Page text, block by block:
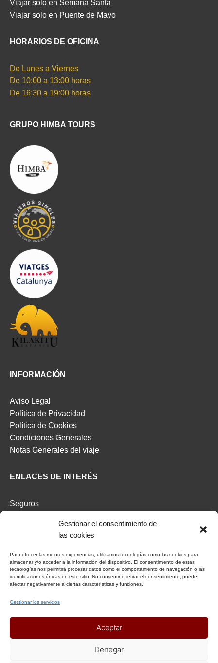
Gestionar el consentimiento de
las cookies
Para ofrecer las mejores experiencias, utilizamos tecnologías como las cookies para
almacenar y/o acceder a la información del dispositivo. El consentimiento de estas
tecnologías nos permitirá procesar datos como el comportamiento de navegación o las
identificaciones únicas en este sitio. No consentir o retirar el consentimiento, puede
afectar negativamente a ciertas características y funciones.
Gestionar los servicios
Aceptar
Denegar
Viajar solo en Semana Santa
Viajar solo en Puente de Mayo
HORARIOS DE OFICINA
De Lunes a Viernes
De 10:00 a 13:00 horas
De 16:30 a 19:00 horas
GRUPO HIMBA TOURS
INFORMACIÓN
Aviso Legal
Política de Privacidad
Política de Cookies
Condiciones Generales
Notas Generales del viaje
ENLACES DE INTERÉS
Seguros
Afiliat Agència Catalana de Turisme
Declaración responsable Viajeros Singles by Himba
Realización de viajes de cooperación internacional